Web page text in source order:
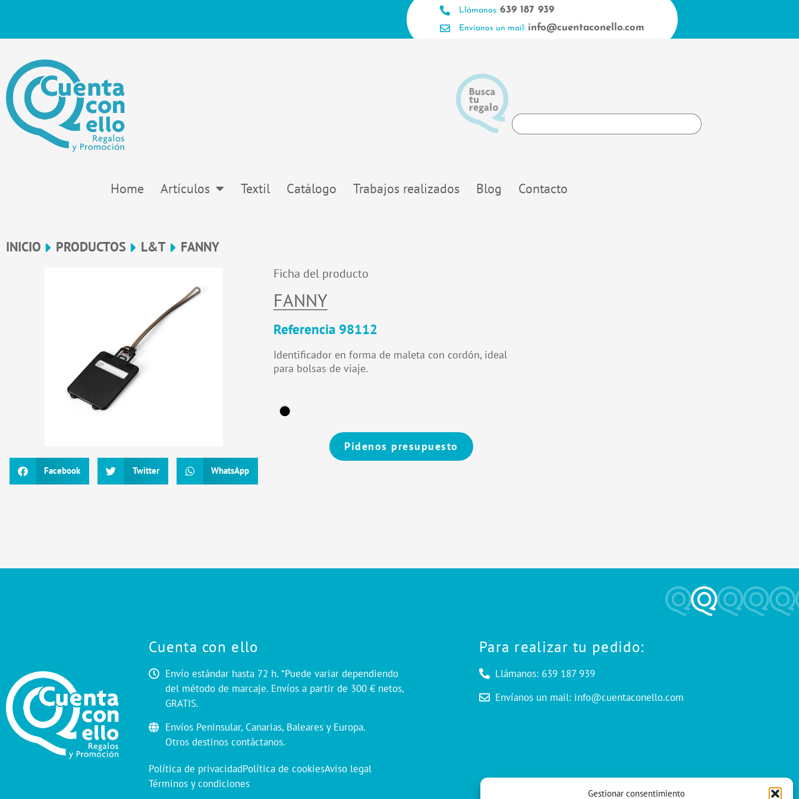
Gestionar consentimiento
Llámanos: 639 187 939
Envíanos un mail: info@cuentaconello.com
Search
...
Home Artículos Textil Catálogo Trabajos realizados Blog Contacto
INICIO PRODUCTOS L&T FANNY
Facebook Twitter WhatsApp
Ficha del producto
FANNY
Referencia 98112
Identificador en forma de maleta con cordón, ideal
para bolsas de viaje.
Pídenos presupuesto
Cuenta con ello
Envío estándar hasta 72 h. *Puede variar dependiendo
del método de marcaje. Envíos a partir de 300 € netos,
GRATIS.
Envíos Peninsular, Canarias, Baleares y Europa.
Otros destinos contáctanos.
Política de privacidadPolítica de cookiesAviso legal
Términos y condiciones
Para realizar tu pedido:
Llámanos: 639 187 939
Envíanos un mail: info@cuentaconello.com